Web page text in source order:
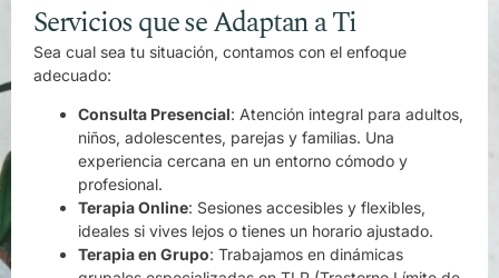
Servicios que se Adaptan a Ti
Sea cual sea tu situación, contamos con el enfoque
adecuado:
Consulta Presencial: Atención integral para adultos,
niños, adolescentes, parejas y familias. Una
experiencia cercana en un entorno cómodo y
profesional.
Terapia Online: Sesiones accesibles y flexibles,
ideales si vives lejos o tienes un horario ajustado.
Terapia en Grupo: Trabajamos en dinámicas